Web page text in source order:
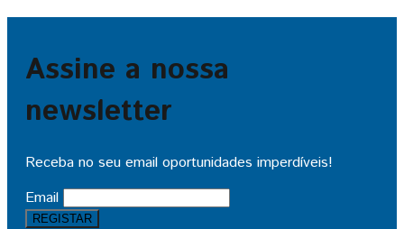
Assine a nossa
newsletter
Receba no seu email oportunidades imperdíveis!
Email